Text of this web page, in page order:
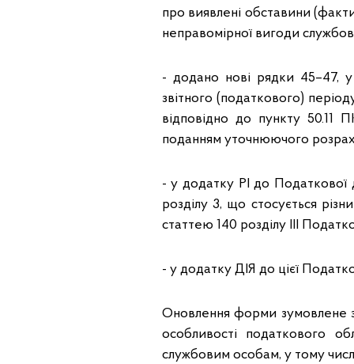
про виявлені обставини
неправомірної вигоди
- додано нові рядки 45–47, у
звітного (податкового)
відповідно до пункту 50.11
поданням уточнюючого
- у додатку РІ до Податкової
розділу 3, що стосується
статтею 140 розділу III
- у додатку ДІЯ до цієї
Оновлення форми зумовлене
особливості податкового
службовим особам, у тому